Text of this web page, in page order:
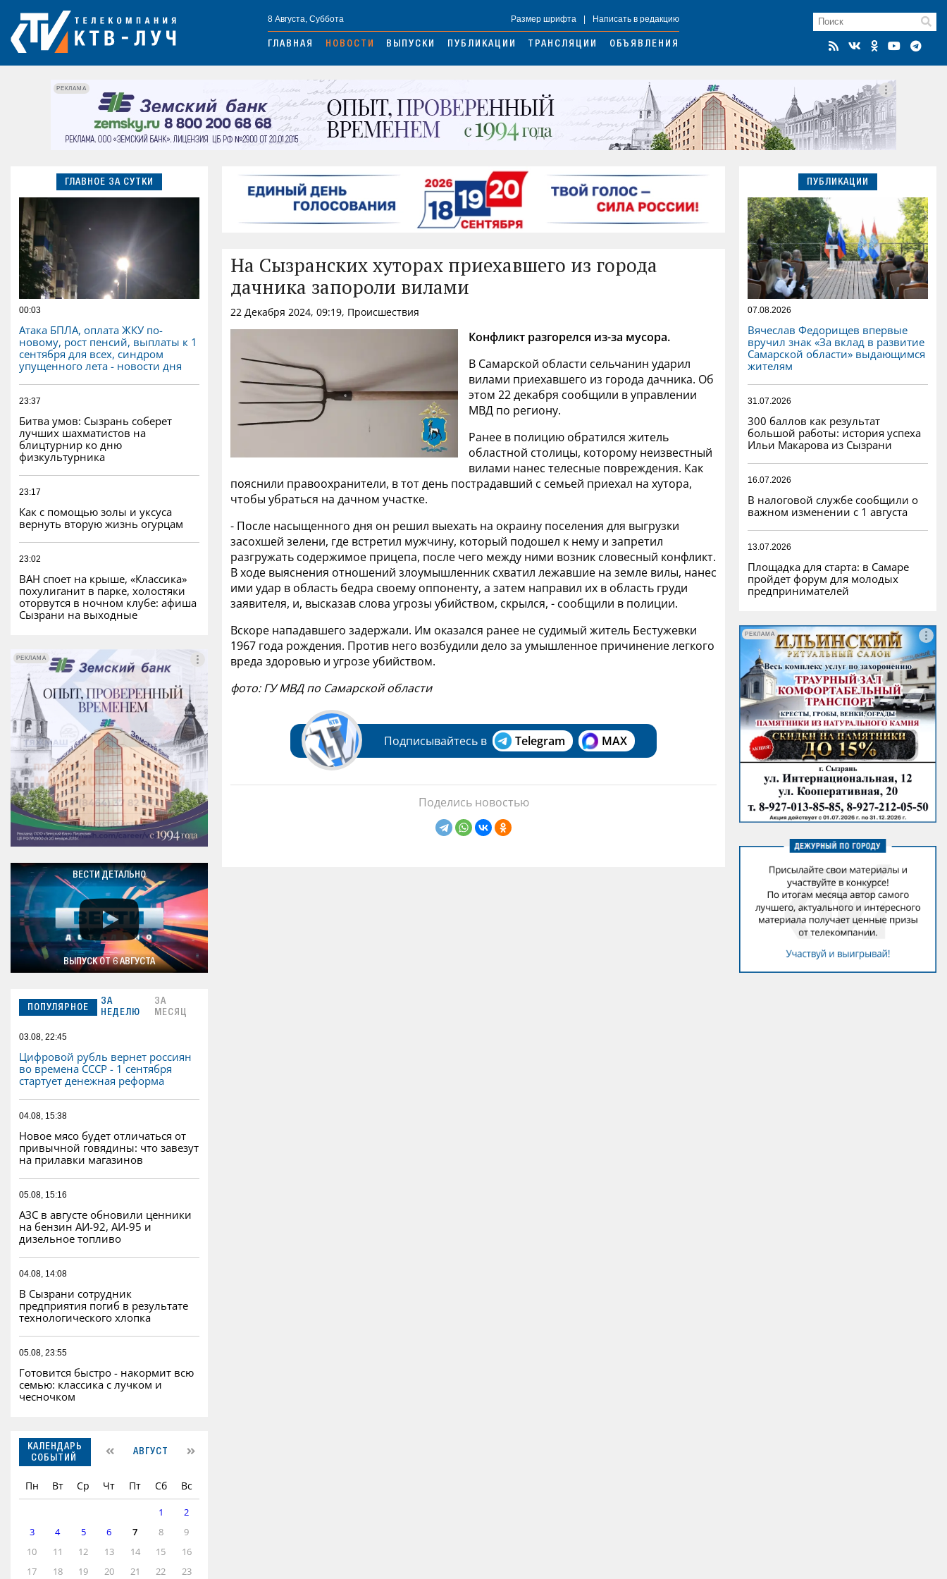
8 Августа, Суббота Размер шрифта Написать в редакцию
ГЛАВНАЯ НОВОСТИ ВЫПУСКИ ПУБЛИКАЦИИ ТРАНСЛЯЦИИ ОБЪЯВЛЕНИЯ
РЕКЛАМА
ГЛАВНОЕ ЗА СУТКИ
00:03
Атака БПЛА, оплата ЖКУ по-
новому, рост пенсий, выплаты к 1
сентября для всех, синдром
упущенного лета - новости дня
23:37
Битва умов: Сызрань соберет
лучших шахматистов на
блицтурнир ко дню
физкультурника
23:17
Как с помощью золы и уксуса
вернуть вторую жизнь огурцам
23:02
ВАН споет на крыше, «Классика»
похулиганит в парке, холостяки
оторвутся в ночном клубе: афиша
Сызрани на выходные
РЕКЛАМА
РЕКЛАМА
ВЕСТИ ДЕТАЛЬНО
ВЫПУСК ОТ 6 АВГУСТА
ПОПУЛЯРНОЕ
ЗА
НЕДЕЛЮ
ЗА
МЕСЯЦ
03.08, 22:45
Цифровой рубль вернет россиян
во времена СССР - 1 сентября
стартует денежная реформа
04.08, 15:38
Новое мясо будет отличаться от
привычной говядины: что завезут
на прилавки магазинов
05.08, 15:16
АЗС в августе обновили ценники
на бензин АИ-92, АИ-95 и
дизельное топливо
04.08, 14:08
В Сызрани сотрудник
предприятия погиб в результате
технологического хлопка
05.08, 23:55
Готовится быстро - накормит всю
семью: классика с лучком и
чесночком
КАЛЕНДАРЬ
СОБЫТИЙ
АВГУСТ
Пн Вт Ср Чт Пт Сб Вс
1
2
3
4 5 6 7 8
9
10
11 12 13 14 15
16
17
18 19 20 21 22 23
На Сызранских хуторах приехавшего из города
дачника запороли вилами
22 Декабря 2024, 09:19, Происшествия
Конфликт разгорелся из-за мусора.
В Самарской области сельчанин ударил
вилами приехавшего из города дачника. Об
этом 22 декабря сообщили в управлении
МВД по региону.
Ранее в полицию обратился житель
областной столицы, которому неизвестный
вилами нанес телесные повреждения. Как
пояснили правоохранители, в тот день пострадавший с семьей приехал на хутора,
чтобы убраться на дачном участке.
- После насыщенного дня он решил выехать на окраину поселения для выгрузки
засохшей зелени, где встретил мужчину, который подошел к нему и запретил
разгружать содержимое прицепа, после чего между ними возник словесный конфликт.
В ходе выяснения отношений злоумышленник схватил лежавшие на земле вилы, нанес
ими удар в область бедра своему оппоненту, а затем направил их в область груди
заявителя, и, высказав слова угрозы убийством, скрылся, - сообщили в полиции.
Вскоре нападавшего задержали. Им оказался ранее не судимый житель Бестужевки
1967 года рождения. Против него возбудили дело за умышленное причинение легкого
вреда здоровью и угрозе убийством.
фото: ГУ МВД по Самарской области
Подписывайтесь в Telegram MAX
Поделись новостью
ПУБЛИКАЦИИ
07.08.2026
Вячеслав Федорищев впервые
вручил знак «За вклад в развитие
Самарской области» выдающимся
жителям
31.07.2026
300 баллов как результат
большой работы: история успеха
Ильи Макарова из Сызрани
16.07.2026
В налоговой службе сообщили о
важном изменении с 1 августа
13.07.2026
Площадка для старта: в Самаре
пройдет форум для молодых
предпринимателей
РЕКЛАМА